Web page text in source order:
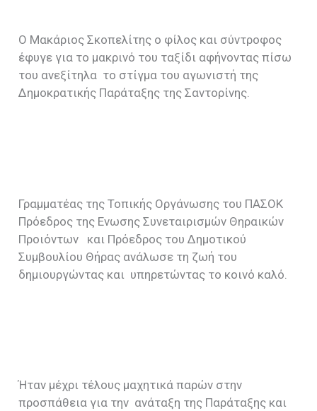
Ο Μακάριος Σκοπελίτης ο φίλος και σύντροφος
έφυγε για το μακρινό του ταξίδι αφήνοντας πίσω
του ανεξίτηλα το στίγμα του αγωνιστή της
Δημοκρατικής Παράταξης της Σαντορίνης.
Γραμματέας της Τοπικής Οργάνωσης του ΠΑΣΟΚ
Πρόεδρος της Ενωσης Συνεταιρισμών Θηραικών
Προιόντων και Πρόεδρος του Δημοτικού
Συμβουλίου Θήρας ανάλωσε τη ζωή του
δημιουργώντας και υπηρετώντας το κοινό καλό.
Ήταν μέχρι τέλους μαχητικά παρών στην
προσπάθεια για την ανάταξη της Παράταξης και